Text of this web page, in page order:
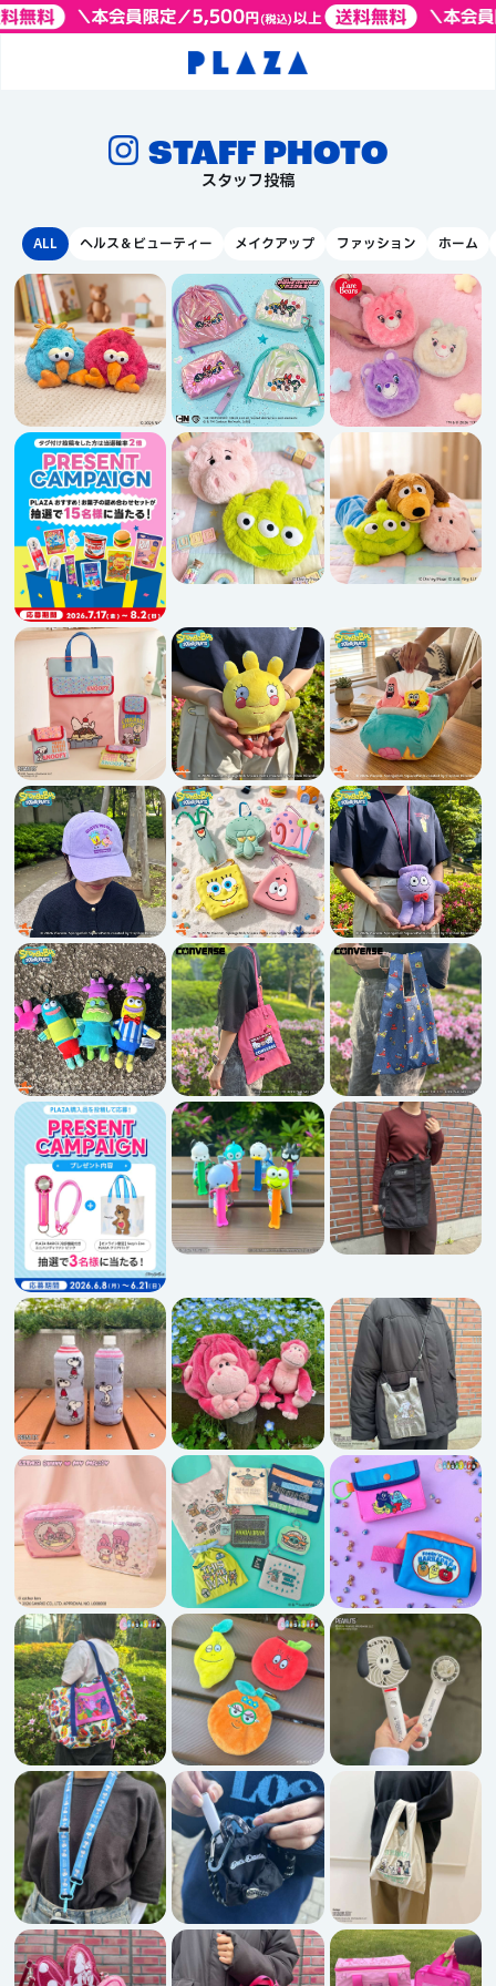
STAFF PHOTO
スタッフ投稿
ヘルス＆ビューティー メイクアップ ファッション ホーム